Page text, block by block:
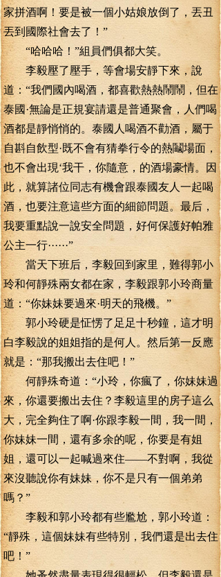
家拼酒啊！要是被一個小姑娘放倒了，丟丑
丟到國際社會去了！”
“哈哈哈！”組員們俱都大笑。
李毅壓了壓手，等會場安靜下來，說
道：“我們國內喝酒，都喜歡熱熱鬧鬧，但在
泰國·無論是正規宴請還是普通聚會，人們喝
酒都是靜悄悄的。泰國人喝酒不勸酒，屬于
自斟自飲型·既不會有猜拳行令的熱鬮場面，
也不會出現‘我干，你隨意，的酒場豪情。因
此，就算諸位同志有機會跟泰國友人一起喝
酒，也要注意這些方面的細節問題。最后，
我要重點說一說安全問題，好何保護好帕雅
公主一行······”
當天下班后，李毅回到家里，難得郭小
玲和何靜殊兩女都在家，李毅跟郭小玲商量
道：“你妹妹要過來·明天的飛機。”
郭小玲硬是怔愣了足足十秒鐘，這才明
白李毅說的姐姐指的是何人。然后第一反應
就是：“那我搬出去住吧！”
何靜殊奇道：“小玲，你瘋了，你妹妹過
來，你還要搬出去住？李毅這里的房子這么
大，完全夠住了啊·你跟李毅一間，我一間，
你妹妹一間，還有多余的呢，你要是有姐
姐，還可以一起喊過來住——不對啊，我從
來沒聽說你有妹妹，你不是只有一個弟弟
嗎？”
李毅和郭小玲都有些尷尬，郭小玲道：
“靜殊，這個妹妹有些特別，我們還是出去住
吧！”